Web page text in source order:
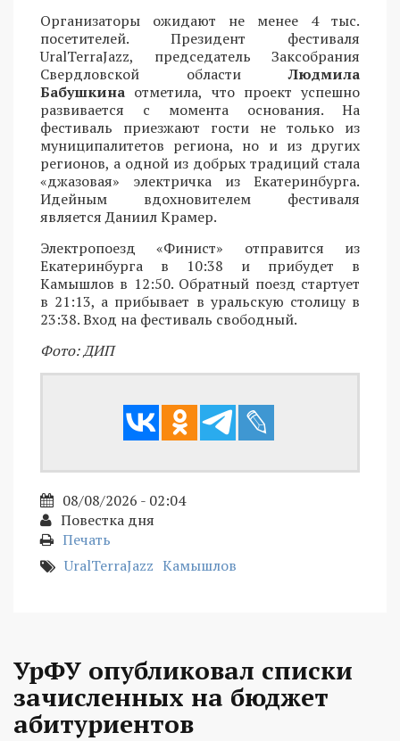
Организаторы ожидают не менее 4 тыс.
посетителей. Президент фестиваля
UralTerraJazz, председатель Заксобрания
Свердловской областиЛюдмила
Бабушкина отметила, что проект успешно
развивается с момента основания. На
фестиваль приезжают гости не только из
муниципалитетов региона, но и из других
регионов, а одной из добрых традиций стала
«джазовая» электричка из Екатеринбурга.
Идейным вдохновителем фестиваля
является Даниил Крамер.
Электропоезд «Финист» отправится из
Екатеринбурга в 10:38 и прибудет в
Камышлов в 12:50. Обратный поезд стартует
в 21:13, а прибывает в уральскую столицу в
23:38. Вход на фестиваль свободный.
Фото: ДИП
08/08/2026 - 02:04
Повестка дня
Печать
UralTerraJazz Камышлов
УрФУ опубликовал списки
зачисленных на бюджет
абитуриентов